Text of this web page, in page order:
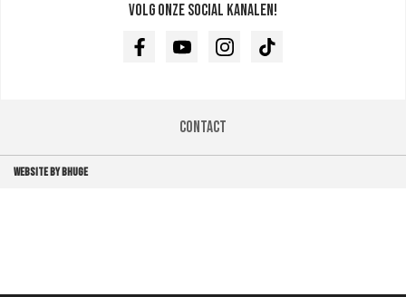
Volg onze social kanalen!
FacebookYoutubeInstagramTikTok
Contact
WEBSITE BY BHUGE